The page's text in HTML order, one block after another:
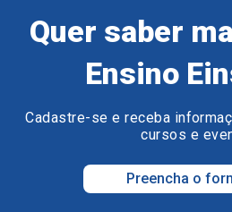
Quer saber
Ensino
Cadastre-se e receba
cursos e
Preencha o